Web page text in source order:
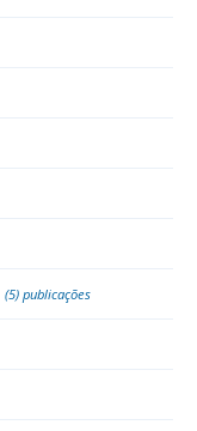
(5) publicações